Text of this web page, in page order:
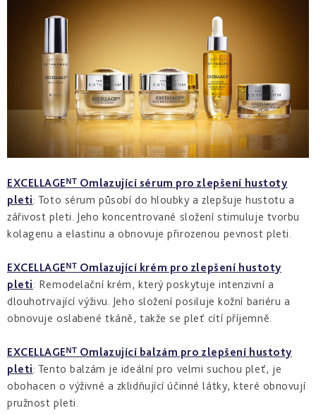
EXCELLAGEᴺᵀ Omlazující sérum pro zlepšení hustoty
pleti: Toto sérum působí do hloubky a zlepšuje hustotu a
zářivost pleti. Jeho koncentrované složení stimuluje tvorbu
kolagenu a elastinu a obnovuje přirozenou pevnost pleti.
EXCELLAGEᴺᵀ Omlazující krém pro zlepšení hustoty
pleti: Remodelační krém, který poskytuje intenzivní a
dlouhotrvající výživu. Jeho složení posiluje kožní bariéru a
obnovuje oslabené tkáně, takže se pleť cítí příjemně.
EXCELLAGEᴺᵀ Omlazující balzám pro zlepšení hustoty
pleti: Tento balzám je ideální pro velmi suchou pleť, je
obohacen o výživné a zklidňující účinné látky, které obnovují
pružnost pleti.